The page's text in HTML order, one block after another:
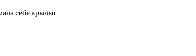
себе крылья